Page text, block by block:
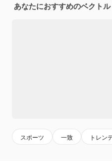
あなたにおすすめのベクトル
スポーツ 一致 トレン